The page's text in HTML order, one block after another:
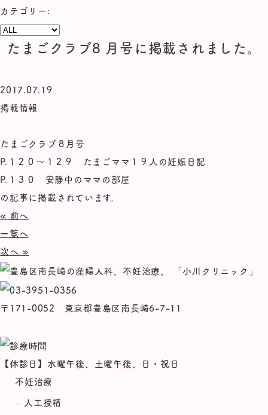
カテゴリー:
たまごクラブ8 月号に掲載されました。
2017.07.19
掲載情報
たまごクラブ８月号
P.１２０～１２９ たまごママ１９人の妊娠日記
P.１３０ 安静中のママの部屋
の記事に掲載されています。
« 前へ
一覧へ
次へ »
〒171-0052 東京都豊島区南長崎6-7-11
【休診日】水曜午後、土曜午後、日・祝日
不妊治療
人工授精